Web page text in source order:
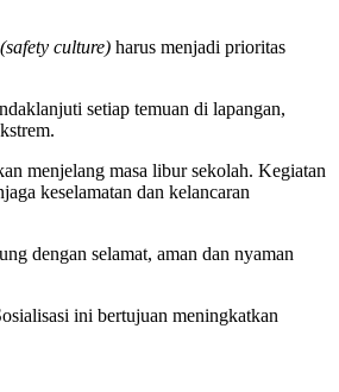
(safety culture) harus menjadi prioritas
setiap temuan di lapangan,
menjelang masa libur sekolah. Kegiatan
keselamatan dan kelancaran
dengan selamat, aman dan nyaman
ini bertujuan meningkatkan